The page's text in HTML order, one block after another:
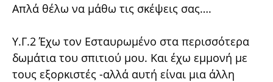
Απλά θέλω να μάθω τις σκέψεις σας….
Υ.Γ.2 Έχω τον Εσταυρωμένο στα περισσότερα
δωμάτια του σπιτιού μου. Και έχω εμμονή με
τους εξορκιστές -αλλά αυτή είναι μια άλλη